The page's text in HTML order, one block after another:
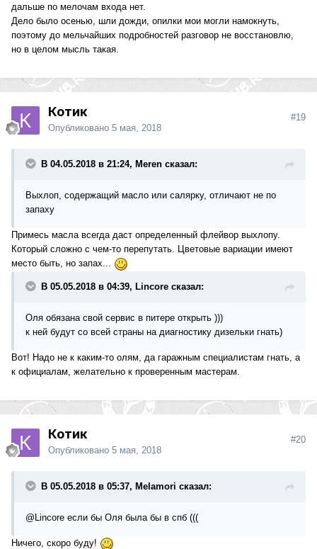
дальше по мелочам входа нет.
Дело было осенью, шли дожди, опилки мои могли намокнуть,
поэтому до мельчайших подробностей разговор не восстановлю,
но в целом мысль такая.
Котик
Опубликовано 5 мая, 2018
#19
В 04.05.2018 в 21:24, Merеn сказал:
Выхлоп, содержащий масло или салярку, отличают не по
запаху
Примесь масла всегда даст определенный флейвор выхлопу.
Который сложно с чем-то перепутать. Цветовые вариации имеют
место быть, но запах...
В 05.05.2018 в 04:39, Lincore сказал:
Оля обязана свой сервис в питере открыть )))
к ней будут со всей страны на диагностику дизельки гнать)
Вот! Надо не к каким-то олям, да гаражным специалистам гнать, а
к официалам, желательно к проверенным мастерам.
Котик
Опубликовано 5 мая, 2018
#20
В 05.05.2018 в 05:37, Melamori сказал:
@Lincore если бы Оля была бы в спб (((
Ничего, скоро буду!